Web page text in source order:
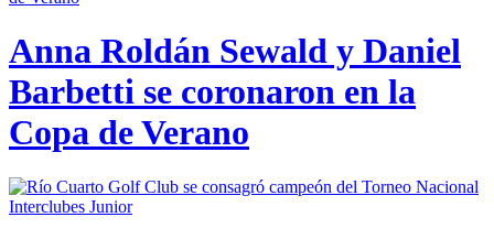
Anna Roldán Sewald y Daniel
Barbetti se coronaron en la
Copa de Verano